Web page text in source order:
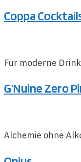
Coppa
Für moderne
G’Nuine Zero
Alchemie ohne